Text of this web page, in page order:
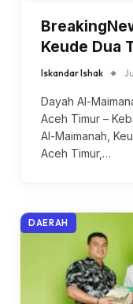
Keude Dua
Iskandar Ishak
Dayah Al-
Aceh Timur –
Al-Maimanah,
Aceh Timur,…
DAERAH